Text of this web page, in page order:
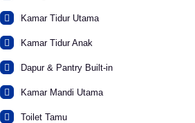
Kamar Tidur Utama
Kamar Tidur Anak
Dapur & Pantry Built-in
Kamar Mandi Utama
Toilet Tamu